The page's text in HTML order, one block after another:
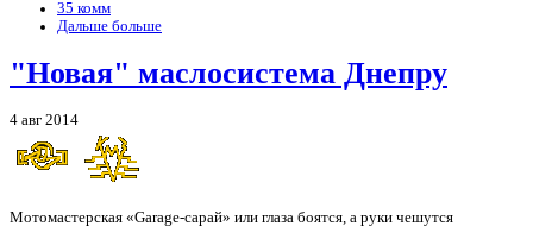
35 комм
Дальше больше
"Новая" маслосистема Днепру
4 авг 2014
Мотомастерская «Garage-сарай» или глаза боятся, а руки чешутся